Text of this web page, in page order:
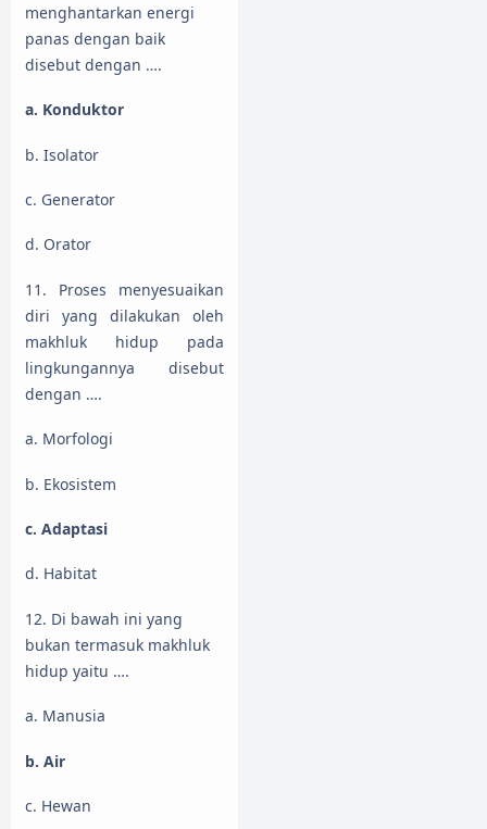
menghantarkan energi
panas dengan baik
disebut dengan ….
a. Konduktor
b. Isolator
c. Generator
d. Orator
11. Proses menyesuaikan
diri yang dilakukan oleh
makhluk hidup pada
lingkungannya disebut
dengan ….
a. Morfologi
b. Ekosistem
c. Adaptasi
d. Habitat
12. Di bawah ini yang
bukan termasuk makhluk
hidup yaitu ….
a. Manusia
b. Air
c. Hewan